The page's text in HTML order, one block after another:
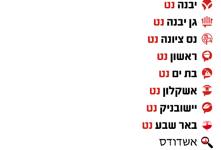
מעוניינים להגיב? לדווח ? צרו איתנו קשר במייל -
ASHDODS@ISNET.CO.IL